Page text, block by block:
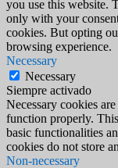
you use this website.
only with your
cookies. But opting
browsing experience.
Necessary
Necessary
Siempre activado
Necessary cookies
function properly.
basic functionalities
cookies do not store
Non-necessary